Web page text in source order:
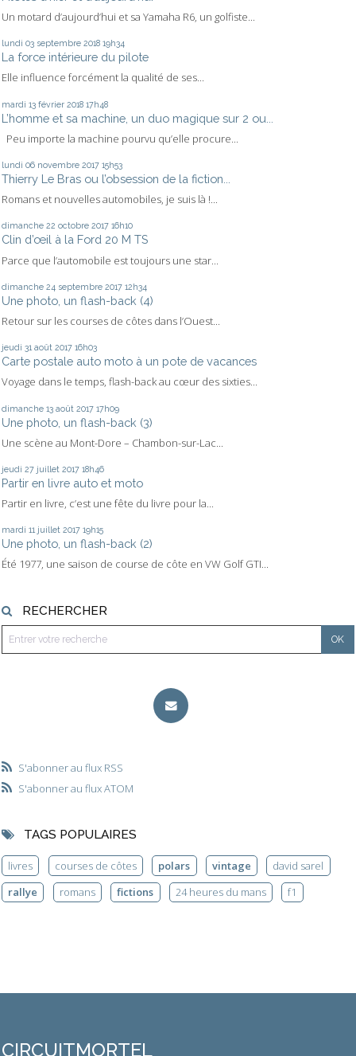
Un motard d’aujourd’hui et sa Yamaha R6, un golfiste...
lundi 03 septembre 2018 19h34
La force intérieure du pilote
Elle influence forcément la qualité de ses...
mardi 13 février 2018 17h48
L’homme et sa machine, un duo magique sur 2 ou...
Peu importe la machine pourvu qu’elle procure...
lundi 06 novembre 2017 15h53
Thierry Le Bras ou l’obsession de la fiction...
Romans et nouvelles automobiles, je suis là !...
dimanche 22 octobre 2017 16h10
Clin d’œil à la Ford 20 M TS
Parce que l’automobile est toujours une star...
dimanche 24 septembre 2017 12h34
Une photo, un flash-back (4)
Retour sur les courses de côtes dans l’Ouest...
jeudi 31 août 2017 16h03
Carte postale auto moto à un pote de vacances
Voyage dans le temps, flash-back au cœur des sixties...
dimanche 13 août 2017 17h09
Une photo, un flash-back (3)
Une scène au Mont-Dore – Chambon-sur-Lac...
jeudi 27 juillet 2017 18h46
Partir en livre auto et moto
Partir en livre, c’est une fête du livre pour la...
mardi 11 juillet 2017 19h15
Une photo, un flash-back (2)
Été 1977, une saison de course de côte en VW Golf GTI...
RECHERCHER
S'abonner au flux RSS
S'abonner au flux ATOM
TAGS POPULAIRES
livres courses de côtes polars vintage
david sarel
rallye
romans fictions 24 heures du mans f1
CIRCUITMORTEL